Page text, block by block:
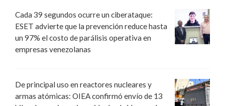
Cada 39 segundos ocurre un ciberataque:
ESET advierte que la prevención reduce hasta
un 97% el costo de parálisis operativa en
empresas venezolanas
De principal uso en reactores nucleares y
armas atómicas: OIEA confirmó envío de 13